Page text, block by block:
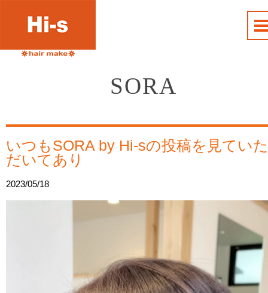
SORA
いつもSORA by Hi-sの投稿を見ていた
だいてあり
2023/05/18